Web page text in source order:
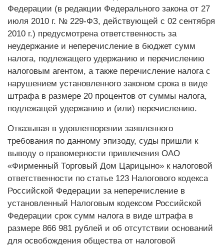
Федерации (в редакции Федерального закона от 27
июля 2010 г. № 229-ФЗ, действующей с 02 сентября
2010 г.) предусмотрена ответственность за
неудержание и неперечисление в бюджет сумм
налога, подлежащего удержанию и перечислению
налоговым агентом, а также перечисление налога с
нарушением установленного законом срока в виде
штрафа в размере 20 процентов от суммы налога,
подлежащей удержанию и (или) перечислению.
Отказывая в удовлетворении заявленного
требования по данному эпизоду, суды пришли к
выводу о правомерности привлечения ОАО
«Фирменный Торговый Дом Царицыно» к налоговой
ответственности по статье 123 Налогового кодекса
Российской Федерации за неперечисление в
установленный Налоговым кодексом Российской
Федерации срок сумм налога в виде штрафа в
размере 866 981 рублей и об отсутствии оснований
для освобождения общества от налоговой